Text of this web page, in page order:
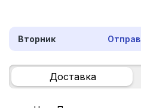
Вторник
Доставка